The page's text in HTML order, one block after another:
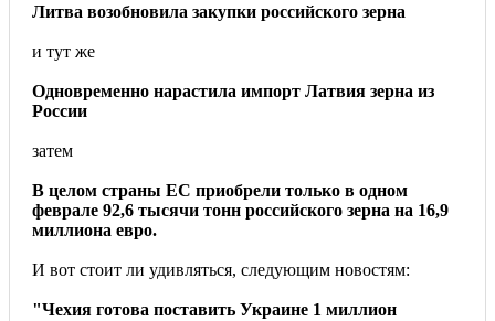
Литва возобновила закупки российского зерна
и тут же
Одновременно нарастила импорт Латвия зерна из
России
затем
В целом страны ЕС приобрели только в одном
феврале 92,6 тысячи тонн российского зерна на 16,9
миллиона евро.
И вот стоит ли удивляться, следующим новостям:
"Чехия готова поставить Украине 1 миллион